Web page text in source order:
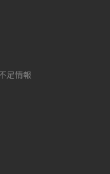
足情報